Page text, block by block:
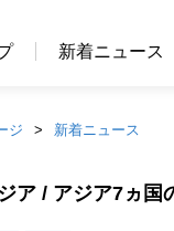
新着ニュース
ジ 新着ニュース
ア / アジア7ヵ国